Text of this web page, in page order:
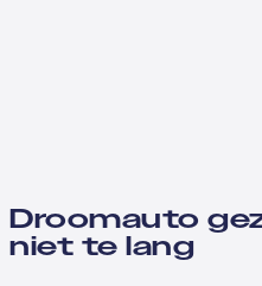
Droomauto
niet te lang